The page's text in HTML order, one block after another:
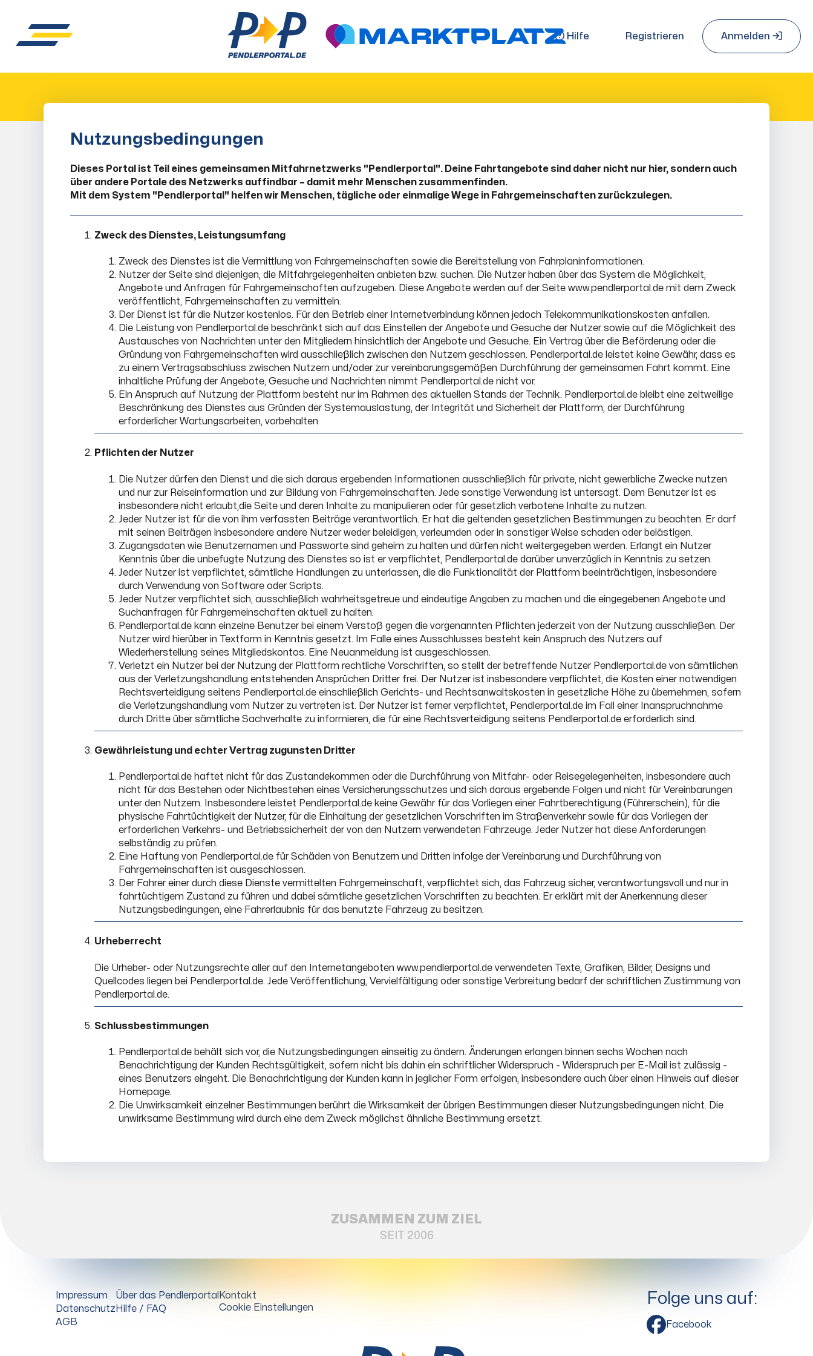
Hilfe Registrieren Anmelden
Nutzungsbedingungen
Dieses Portal ist Teil eines gemeinsamen Mitfahrnetzwerks "Pendlerportal". Deine Fahrtangebote sind daher nicht nur hier, sondern auch
über andere Portale des Netzwerks auffindbar – damit mehr Menschen zusammenfinden.
Mit dem System "Pendlerportal" helfen wir Menschen, tägliche oder einmalige Wege in Fahrgemeinschaften zurückzulegen.
Zweck des Dienstes, Leistungsumfang
Zweck des Dienstes ist die Vermittlung von Fahrgemeinschaften sowie die Bereitstellung von Fahrplaninformationen.
Nutzer der Seite sind diejenigen, die Mitfahrgelegenheiten anbieten bzw. suchen. Die Nutzer haben über das System die Möglichkeit,
Angebote und Anfragen für Fahrgemeinschaften aufzugeben. Diese Angebote werden auf der Seite www.pendlerportal.de mit dem Zweck
veröffentlicht, Fahrgemeinschaften zu vermitteln.
Der Dienst ist für die Nutzer kostenlos. Für den Betrieb einer Internetverbindung können jedoch Telekommunikationskosten anfallen.
Die Leistung von Pendlerportal.de beschränkt sich auf das Einstellen der Angebote und Gesuche der Nutzer sowie auf die Möglichkeit des
Austausches von Nachrichten unter den Mitgliedern hinsichtlich der Angebote und Gesuche. Ein Vertrag über die Beförderung oder die
Gründung von Fahrgemeinschaften wird ausschließlich zwischen den Nutzern geschlossen. Pendlerportal.de leistet keine Gewähr, dass es
zu einem Vertragsabschluss zwischen Nutzern und/oder zur vereinbarungsgemäßen Durchführung der gemeinsamen Fahrt kommt. Eine
inhaltliche Prüfung der Angebote, Gesuche und Nachrichten nimmt Pendlerportal.de nicht vor.
Ein Anspruch auf Nutzung der Plattform besteht nur im Rahmen des aktuellen Stands der Technik. Pendlerportal.de bleibt eine zeitweilige
Beschränkung des Dienstes aus Gründen der Systemauslastung, der Integrität und Sicherheit der Plattform, der Durchführung
erforderlicher Wartungsarbeiten, vorbehalten
Pflichten der Nutzer
Die Nutzer dürfen den Dienst und die sich daraus ergebenden Informationen ausschließlich für private, nicht gewerbliche Zwecke nutzen
und nur zur Reiseinformation und zur Bildung von Fahrgemeinschaften. Jede sonstige Verwendung ist untersagt. Dem Benutzer ist es
insbesondere nicht erlaubt,die Seite und deren Inhalte zu manipulieren oder für gesetzlich verbotene Inhalte zu nutzen.
Jeder Nutzer ist für die von ihm verfassten Beiträge verantwortlich. Er hat die geltenden gesetzlichen Bestimmungen zu beachten. Er darf
mit seinen Beiträgen insbesondere andere Nutzer weder beleidigen, verleumden oder in sonstiger Weise schaden oder belästigen.
Zugangsdaten wie Benutzernamen und Passworte sind geheim zu halten und dürfen nicht weitergegeben werden. Erlangt ein Nutzer
Kenntnis über die unbefugte Nutzung des Dienstes so ist er verpflichtet, Pendlerportal.de darüber unverzüglich in Kenntnis zu setzen.
Jeder Nutzer ist verpflichtet, sämtliche Handlungen zu unterlassen, die die Funktionalität der Plattform beeinträchtigen, insbesondere
durch Verwendung von Software oder Scripts.
Jeder Nutzer verpflichtet sich, ausschließlich wahrheitsgetreue und eindeutige Angaben zu machen und die eingegebenen Angebote und
Suchanfragen für Fahrgemeinschaften aktuell zu halten.
Pendlerportal.de kann einzelne Benutzer bei einem Verstoß gegen die vorgenannten Pflichten jederzeit von der Nutzung ausschließen. Der
Nutzer wird hierüber in Textform in Kenntnis gesetzt. Im Falle eines Ausschlusses besteht kein Anspruch des Nutzers auf
Wiederherstellung seines Mitgliedskontos. Eine Neuanmeldung ist ausgeschlossen.
Verletzt ein Nutzer bei der Nutzung der Plattform rechtliche Vorschriften, so stellt der betreffende Nutzer Pendlerportal.de von sämtlichen
aus der Verletzungshandlung entstehenden Ansprüchen Dritter frei. Der Nutzer ist insbesondere verpflichtet, die Kosten einer notwendigen
Rechtsverteidigung seitens Pendlerportal.de einschließlich Gerichts- und Rechtsanwaltskosten in gesetzliche Höhe zu übernehmen, sofern
die Verletzungshandlung vom Nutzer zu vertreten ist. Der Nutzer ist ferner verpflichtet, Pendlerportal.de im Fall einer Inanspruchnahme
durch Dritte über sämtliche Sachverhalte zu informieren, die für eine Rechtsverteidigung seitens Pendlerportal.de erforderlich sind.
Gewährleistung und echter Vertrag zugunsten Dritter
Pendlerportal.de haftet nicht für das Zustandekommen oder die Durchführung von Mitfahr- oder Reisegelegenheiten, insbesondere auch
nicht für das Bestehen oder Nichtbestehen eines Versicherungsschutzes und sich daraus ergebende Folgen und nicht für Vereinbarungen
unter den Nutzern. Insbesondere leistet Pendlerportal.de keine Gewähr für das Vorliegen einer Fahrtberechtigung (Führerschein), für die
physische Fahrtüchtigkeit der Nutzer, für die Einhaltung der gesetzlichen Vorschriften im Straßenverkehr sowie für das Vorliegen der
erforderlichen Verkehrs- und Betriebssicherheit der von den Nutzern verwendeten Fahrzeuge. Jeder Nutzer hat diese Anforderungen
selbständig zu prüfen.
Eine Haftung von Pendlerportal.de für Schäden von Benutzern und Dritten infolge der Vereinbarung und Durchführung von
Fahrgemeinschaften ist ausgeschlossen.
Der Fahrer einer durch diese Dienste vermittelten Fahrgemeinschaft, verpflichtet sich, das Fahrzeug sicher, verantwortungsvoll und nur in
fahrtüchtigem Zustand zu führen und dabei sämtliche gesetzlichen Vorschriften zu beachten. Er erklärt mit der Anerkennung dieser
Nutzungsbedingungen, eine Fahrerlaubnis für das benutzte Fahrzeug zu besitzen.
Urheberrecht
Die Urheber- oder Nutzungsrechte aller auf den Internetangeboten www.pendlerportal.de verwendeten Texte, Grafiken, Bilder, Designs und
Quellcodes liegen bei Pendlerportal.de. Jede Veröffentlichung, Vervielfältigung oder sonstige Verbreitung bedarf der schriftlichen Zustimmung von
Pendlerportal.de.
Schlussbestimmungen
Pendlerportal.de behält sich vor, die Nutzungsbedingungen einseitig zu ändern. Änderungen erlangen binnen sechs Wochen nach
Benachrichtigung der Kunden Rechtsgültigkeit, sofern nicht bis dahin ein schriftlicher Widerspruch - Widerspruch per E-Mail ist zulässig -
eines Benutzers eingeht. Die Benachrichtigung der Kunden kann in jeglicher Form erfolgen, insbesondere auch über einen Hinweis auf dieser
Homepage.
Die Unwirksamkeit einzelner Bestimmungen berührt die Wirksamkeit der übrigen Bestimmungen dieser Nutzungsbedingungen nicht. Die
unwirksame Bestimmung wird durch eine dem Zweck möglichst ähnliche Bestimmung ersetzt.
ZUSAMMEN ZUM ZIEL
SEIT 2006
Impressum
Datenschutz
AGB
Über das Pendlerportal
Hilfe / FAQ
Kontakt
Cookie Einstellungen
Folge uns auf:
Facebook